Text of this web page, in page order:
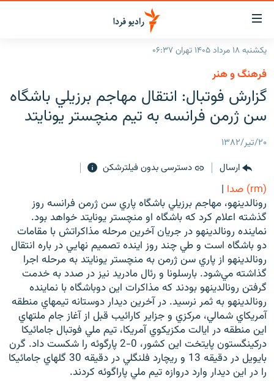
لینک‌های
قابلیت
دسترسی
بازگشت
بازگشت
به
منوی
اصلی
رفتن
صفحه
جستجو
صفحه اصلی
ایران
جهان
برنامه‌های رادیویی
فرکانس‌ها
پادکست
چندرسانه‌ای
گزارش‌های تصویری
گزارش‌های ویدئویی
زنان فردا
English
به ما بپیوندید
زبان‌های دیگر
یکشنبه ۱۸ مرداد ۱۴۰۵ تهران ۰۶:۳۷
فرهنگ و هنر
گزارش فوتبال: انتقال مهاجم برزيلي باشگاه
سن ژرمن فرانسه به تيم منچستر يونايتد
۲۰/تیر/۱۳۸۲
ارسال
دسترسی بدون فیلترشکن
(rm) صدا
|
رونالدينهو، مهاجم برزيلي باشگاه پاري سن ژرمن فرانسه روز
گذشته اعلام کرد که باشگاه او منچستر يونايتد خواهد بود.
نماينده رونالدينهو در جريان آخرين مرحله مذاکراتش با مقامات
دو باشگاه است و طي چند روز اينده تصميم نهايي در باره انتقال
رونالدينهو از پاري سن ژرمن به منچستر يونايتد به مرحله اجرا
گذاشته مي‌شود. بارسلونا و رئال مادريد نيز در صدد به خدمت
گرفتن رونالدينهو بودند که مذاکرات اين دوباشگاه با نماينده
رونالدينهو به ثمر نرسيد. در آخرين ديدار دوستانه تيمهاي منطقه
آمريکاي شمالي، مرکزي و جزاير کارائيب قبل از آغاز جام ملتهاي
اين منطقه در ايالت مکزيکوي آمريکا، تيم ملي فوتبال جامائيکا
درکينگستون پايتخت اين کشور، 0-2 پارگوئه را شکست داد. گرن
بايويل در دقيقه 13 و ريچارد فلنگلي در دقيقه 30 گلهاي جامائيکا
را در اين ديدار وارد دروازه تيم ملي پاراگوئه کردند.